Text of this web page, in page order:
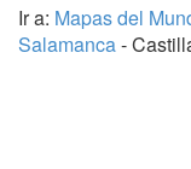
Ir a: Mapas del
Salamanca-